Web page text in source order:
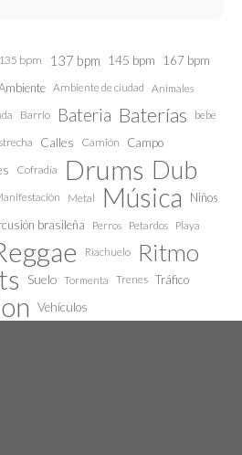
135 bpm 137 bpm 145 bpm 167 bpm
Ambiente de ciudad Animales
Barrio Bateria Baterías bebe
Calles Camión Campo
Cofradía Drums Dub
Metal Música
Niños
brasileña Perros Petardos Playa
Riachuelo Ritmo
Suelo Tormenta Trenes Tráfico
Vehículos